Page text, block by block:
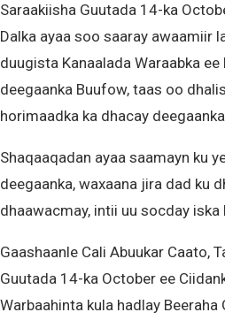
Saraakiisha Guutada 14-ka
Dalka ayaa soo saaray awaamiir
duugista Kanaalada Waraabka ee
deegaanka Buufow, taas oo
horimaadka ka dhacay
Shaqaaqadan ayaa saamayn ku
deegaanka, waxaana jira dad ku
dhaawacmay, intii uu socday iska
Gaashaanle Cali Abuukar Caato,
Guutada 14-ka October ee
Warbaahinta kula hadlay Beeraha